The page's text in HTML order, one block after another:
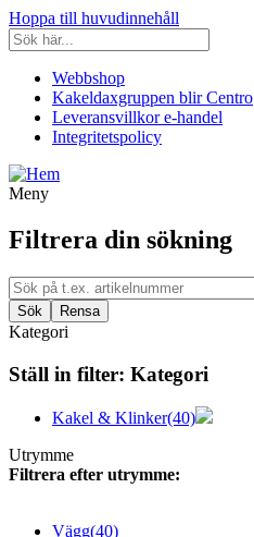
Hoppa till huvudinnehåll
Webbshop
Kakeldaxgruppen blir Centro
Leveransvillkor e-handel
Integritetspolicy
Meny
Filtrera din sökning
Kategori
Ställ in filter: Kategori
Kakel & Klinker(40)
Utrymme
Filtrera efter utrymme:
Vägg(40)